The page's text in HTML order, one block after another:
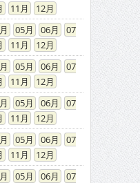
11
12
05 06
07
11
12
05 06
07
11
12
05 06
07
11
12
05 06
07
11
12
05 06
07